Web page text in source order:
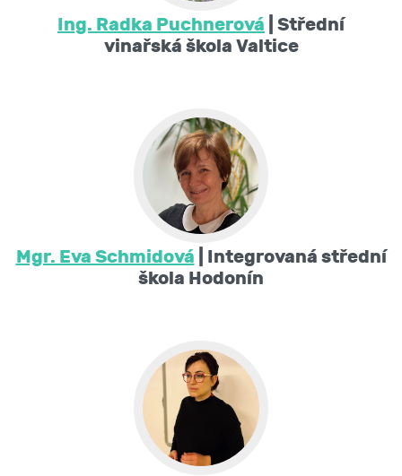
Ing. Radka Puchnerová | Střední
vinařská škola Valtice
Mgr. Eva Schmidová | Integrovaná střední
škola Hodonín